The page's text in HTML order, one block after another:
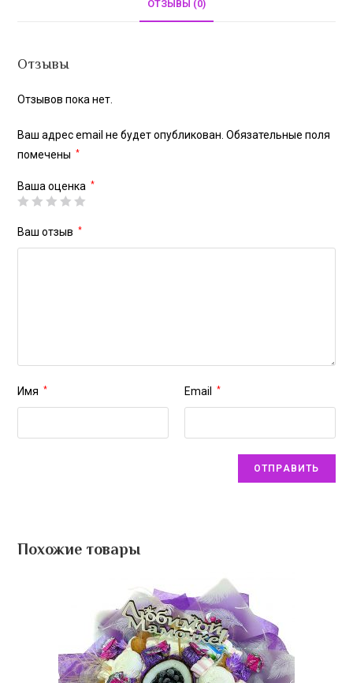
ОТЗЫВЫ (0)
Отзывы
Отзывов пока нет.
Ваш адрес email не будет опубликован. Обязательные поля
помечены
*
Ваша оценка *
Ваш отзыв *
Имя * Email *
Похожие товары